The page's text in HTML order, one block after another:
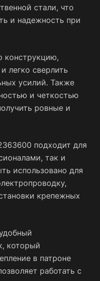
стали, что
и надежность при
конструкцию,
легко сверлить
усилий. Также
и четкостью
ровные и
подходит для
так и
использовано для
крепежных
который
в патроне
работать с